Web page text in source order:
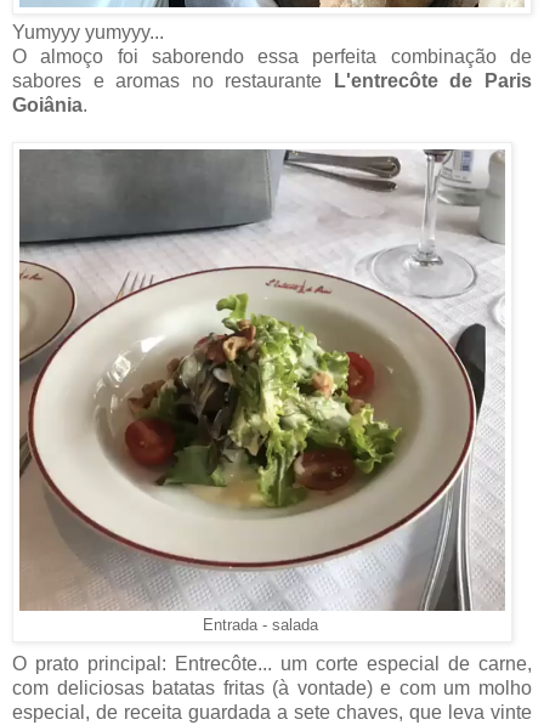
Yumyyy yumyyy...
O almoço foi saborendo essa perfeita combinação de
sabores e aromas no restaurante L'entrecôte de Paris
Goiânia.
Entrada - salada
O prato principal: Entrecôte... um corte especial de carne,
com deliciosas batatas fritas (à vontade) e com um molho
especial, de receita guardada a sete chaves, que leva vinte